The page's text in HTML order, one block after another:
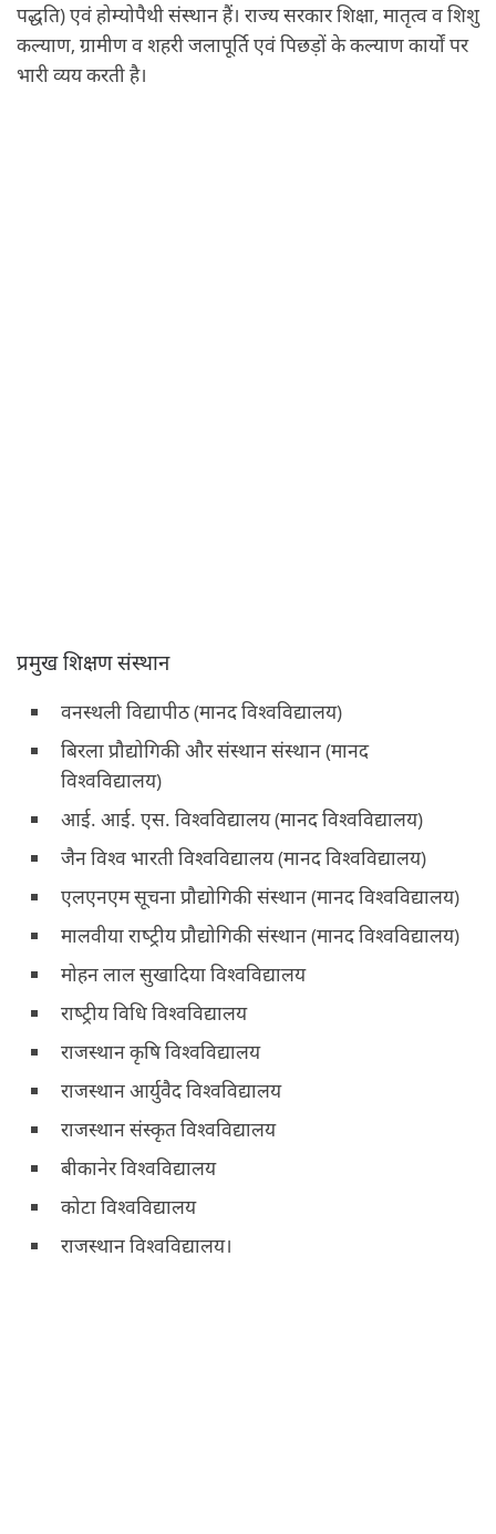
पद्धति) एवं होम्योपैथी संस्थान हैं। राज्य सरकार शिक्षा, मातृत्व व शिशु
कल्याण, ग्रामीण व शहरी जलापूर्ति एवं पिछड़ों के कल्याण कार्यों पर
भारी व्यय करती है।
प्रमुख शिक्षण संस्थान
वनस्‍थली विद्यापीठ (मानद विश्‍वविद्यालय)
बिरला प्रौद्योगिकी और संस्‍थान संस्‍थान (मानद
विश्‍वविद्यालय)
आई. आई. एस. विश्‍वविद्यालय (मानद विश्‍वविद्यालय)
जैन विश्‍व भारती विश्‍वविद्यालय (मानद विश्‍वविद्यालय)
एलएनएम सूचना प्रौद्योगिकी संस्‍थान (मानद विश्‍वविद्यालय)
मालवीया राष्‍ट्रीय प्रौद्योगिकी संस्‍थान (मानद विश्‍वविद्यालय)
मोहन लाल सुखादिया विश्‍वविद्यालय
राष्‍ट्रीय विधि विश्‍वविद्यालय
राजस्‍थान कृषि विश्‍वविद्यालय
राजस्‍थान आर्युवैद विश्‍वविद्यालय
राजस्‍थान संस्‍कृत विश्‍वविद्यालय
बीकानेर विश्‍वविद्यालय
कोटा विश्‍वविद्यालय
राजस्‍थान विश्‍वविद्यालय।